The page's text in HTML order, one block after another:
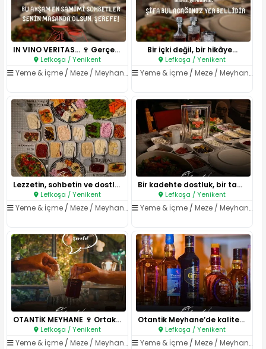
IN VINO VERITAS… 🍷 Gerçek, şar..
Lefkoşa / Yenikent
Yeme & İçme / Meze / Meyhane
Bir içki değil, bir hikâye...
Lefkoşa / Yenikent
Yeme & İçme /Meze / Meyhane
Lezzetin, sohbetin ve dostluğu..
Lefkoşa / Yenikent
Yeme & İçme / Meze / Meyhane
Bir kadehte dostluk, bir tabak..
Lefkoşa / Yenikent
Yeme & İçme /Meze / Meyhane
OTANTİK MEYHANE 🍷 Ortaköy, Lef..
Lefkoşa / Yenikent
Yeme & İçme / Meze / Meyhane
Otantik Meyhane’de kaliteyi bi..
Lefkoşa / Yenikent
Yeme & İçme /Meze / Meyhane